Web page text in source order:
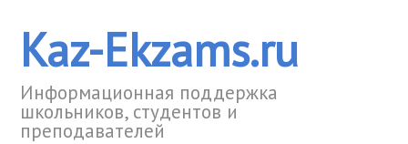
Kaz-Ekzams.ru
Информационная поддержка
школьников, студентов и
преподавателей